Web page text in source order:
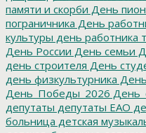
памяти и скорби День
пограничника День
культуры день работника
День России День семьи
день строителя День
день физкультурника
День_Победы_2026
депутаты депутаты ЕАО
больница детская